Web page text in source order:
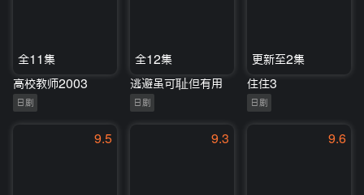
全11集
高校教师2003
日剧
全12集
逃避虽可耻但有用
日剧
更新至2集
住住3
日剧
9.5 9.3 9.6